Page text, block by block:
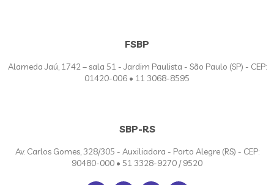
FSBP
Alameda Jaú, 1742 – sala 51 - Jardim Paulista - São Paulo (SP) - CEP:
01420-006 • 11 3068-8595
SBP-RS
Av. Carlos Gomes, 328/305 - Auxiliadora - Porto Alegre (RS) - CEP:
90480-000 • 51 3328-9270 / 9520